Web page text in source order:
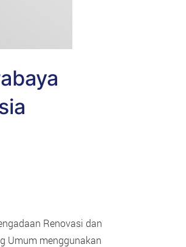
Renovasi dan
Umum menggunakan